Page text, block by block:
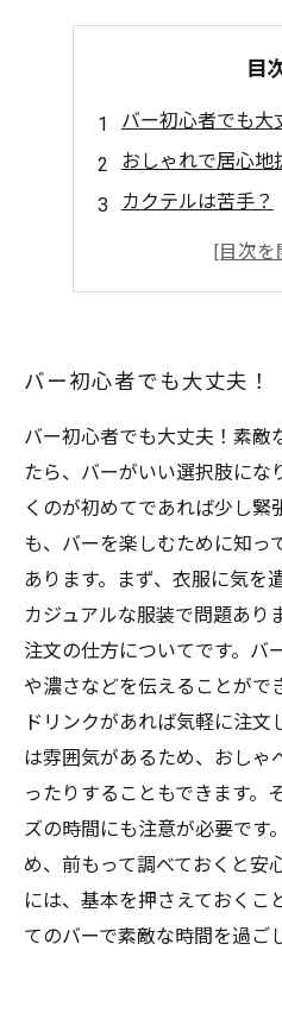
目
バー初心者でも大
おしゃれで居心地
カクテルは苦手？
何を頼んだらいい
バー初心者でも大丈夫！
バー初心者でも大丈夫！素敵
たら、バーがいい選択肢にな
くのが初めてであれば少し緊
も、バーを楽しむために知っ
あります。まず、衣服に気を
カジュアルな服装で問題あり
注文の仕方についてです。バ
や濃さなどを伝えることがで
ドリンクがあれば気軽に注文
は雰囲気があるため、おしゃ
ったりすることもできます。
ズの時間にも注意が必要です
め、前もって調べておくと安
には、基本を押さえておくこ
てのバーで素敵な時間を過ご